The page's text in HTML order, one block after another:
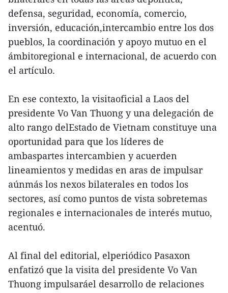
defensa, seguridad, economía, comercio,
inversión, educación,intercambio entre los dos
pueblos, la coordinación y apoyo mutuo en el
ámbitoregional e internacional, de acuerdo con
el artículo.
En ese contexto, la visitaoficial a Laos del
presidente Vo Van Thuong y una delegación de
alto rango delEstado de Vietnam constituye una
oportunidad para que los líderes de
ambaspartes intercambien y acuerden
lineamientos y medidas en aras de impulsar
aúnmás los nexos bilaterales en todos los
sectores, así como puntos de vista sobretemas
regionales e internacionales de interés mutuo,
acentuó.
Al final del editorial, elperiódico Pasaxon
enfatizó que la visita del presidente Vo Van
Thuong impulsaráel desarrollo de relaciones